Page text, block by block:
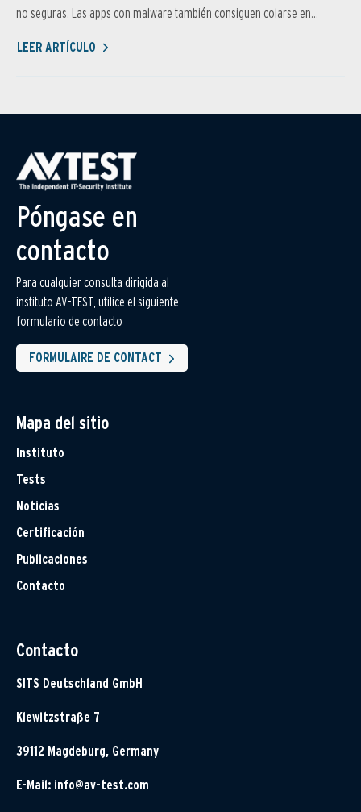
no seguras. Las apps con malware también consiguen colarse en...
LEER ARTÍCULO
Póngase en
contacto
Para cualquier consulta dirigida al
instituto AV-TEST, utilice el siguiente
formulario de contacto
FORMULAIRE DE CONTACT
Mapa del sitio
Instituto
Tests
Noticias
Certificación
Publicaciones
Contacto
Contacto
SITS Deutschland GmbH
Klewitzstraße 7
39112 Magdeburg, Germany
E-Mail: info@av-test.com